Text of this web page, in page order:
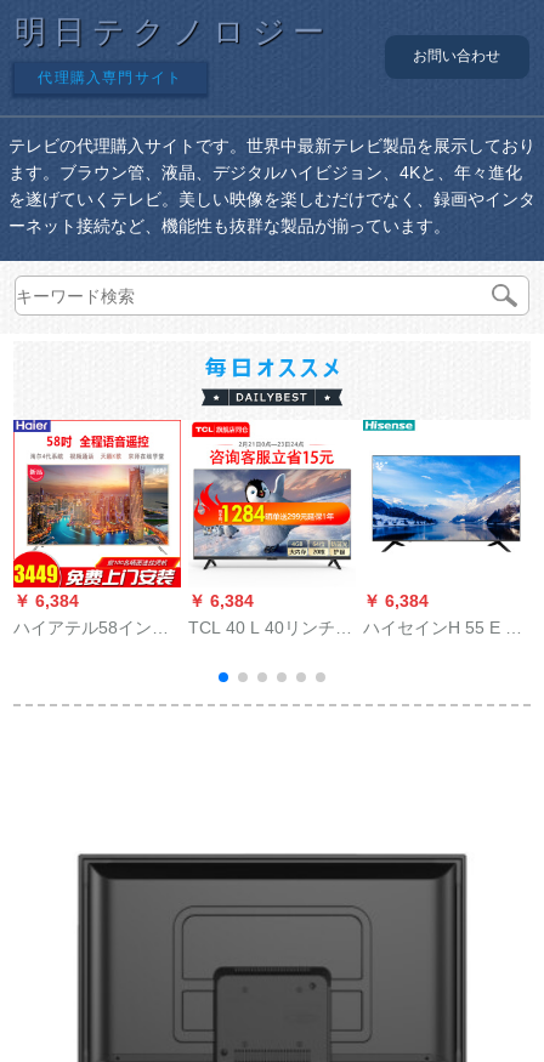
明日テクノロジー
代理購入専門サイト
お問い合わせ
テレビの代理購入サイトです。世界中最新テレビ製品を展示しており
ます。ブラウン管、液晶、デジタルハイビジョン、4Kと、年々進化
を遂げていくテレビ。美しい映像を楽しむだけでなく、録画やインタ
ーネット接続など、機能性も抜群な製品が揃っています。
￥ 6,384
ハイアテル58インチ4
￥ 6,384
TCL 40 L 40リンチー
wifi O-ルハイビショ
液晶テレビテレビ42
￥ 6,384
ハイセインH 55 E 3
ュース